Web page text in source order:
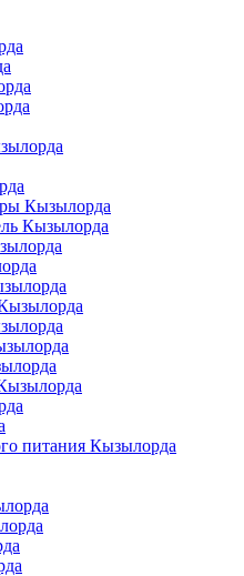
Кызылорда
Кызылорда
питания Кызылорда